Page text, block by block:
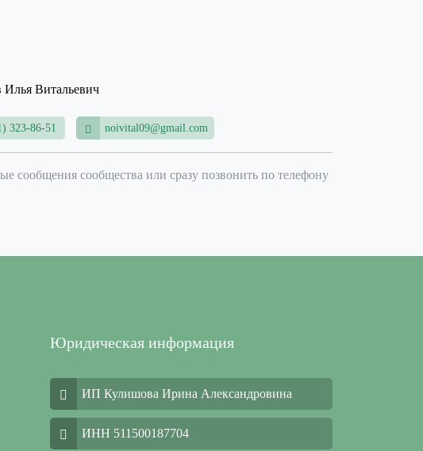
Витальевич
323-86-51 noivital09@gmail.com
сообщения сообщества или сразу позвонить по телефону
Юридическая информация
ИП Кулишова Ирина Александровина
ИНН 511500187704